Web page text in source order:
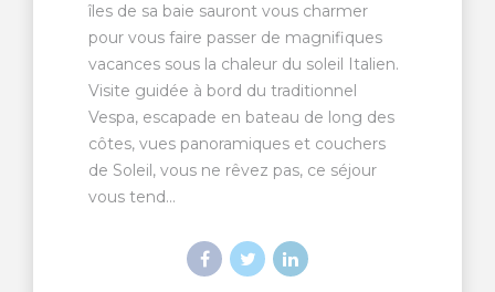
îles de sa baie sauront vous charmer
pour vous faire passer de magnifiques
vacances sous la chaleur du soleil Italien.
Visite guidée à bord du traditionnel
Vespa, escapade en bateau de long des
côtes, vues panoramiques et couchers
de Soleil, vous ne rêvez pas, ce séjour
vous tend...